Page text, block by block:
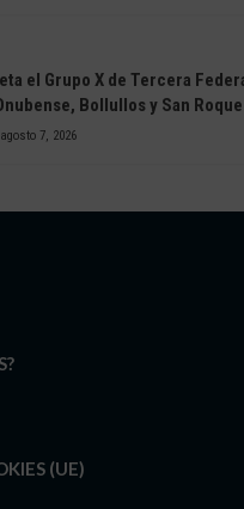
el Grupo X de Tercera
Bollullos y San
agosto 7, 2026
(UE)